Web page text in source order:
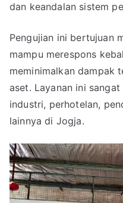
dan keandalan sistem
Pengujian ini bertujuan
mampu merespons
meminimalkan dampak
aset. Layanan ini
industri, perhotelan,
lainnya di Jogja.